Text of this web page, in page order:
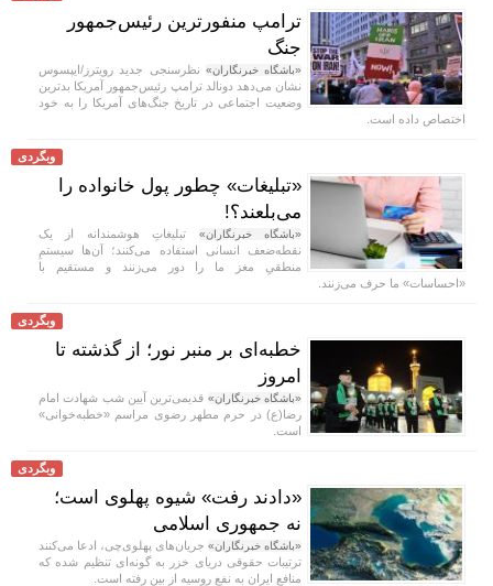
ترامپ منفورترین رئیس‌جمهور
جنگ
«باشگاه خبرنگاران» نظرسنجی جدید رویترز/ایپسوس
نشان می‌دهد دونالد ترامپ رئیس‌جمهور آمریکا بدترین
وضعیت اجتماعی در تاریخ جنگ‌های آمریکا را به خود
اختصاص داده است.
وبگردی
«تبلیغات» چطور پول خانواده را
می‌بلعند؟!
«باشگاه خبرنگاران» تبلیغاتِ هوشمندانه از یک
نقطه‌ضعف انسانی استفاده می‌کنند؛ آن‌ها سیستمِ
منطقیِ مغز ما را دور می‌زنند و مستقیم با
«احساسات» ما حرف می‌زنند.
وبگردی
خطبه‌ای بر منبر نور؛ از گذشته تا
امروز
«باشگاه خبرنگاران» قدیمی‌ترین آیین شب شهادت امام
رضا(ع) در حرم مطهر رضوی مراسم «خطبه‌خوانی»
است.
وبگردی
«دادند رفت» شیوه پهلوی است؛
نه جمهوری اسلامی
«باشگاه خبرنگاران» جریان‌های پهلوی‌چی، ادعا می‌کنند
ترتیبات حقوقی دریای خزر به گونه‌ای تنظیم شده که
منافع ایران به نفع روسیه از بین رفته است.